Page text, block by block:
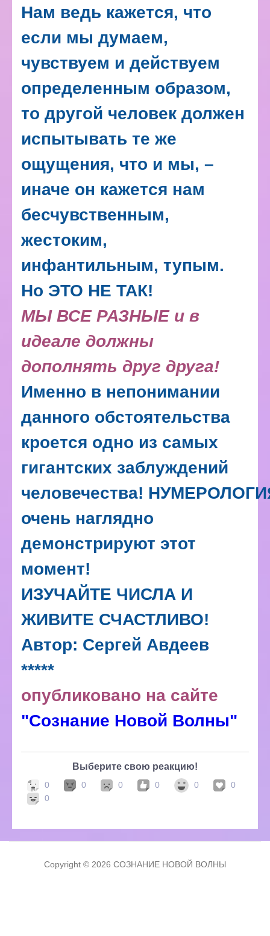
Нам ведь кажется, что
если мы думаем,
чувствуем и действуем
определенным образом,
то другой человек должен
испытывать те же
ощущения, что и мы, –
иначе он кажется нам
бесчувственным,
жестоким,
инфантильным, тупым.
Но ЭТО НЕ ТАК!
МЫ ВСЕ РАЗНЫЕ и в
идеале должны
дополнять друг друга!
Именно в непонимании
данного обстоятельства
кроется одно из самых
гигантских заблуждений
человечества!
очень наглядно
демонстрируют этот
момент!
ИЗУЧАЙТЕ ЧИСЛА И
ЖИВИТЕ СЧАСТЛИВО!
Автор: Сергей Авдеев
*****
опубликовано на сайте
"Сознание Новой Волны"
Выберите свою реакцию!
0 0 0 0 0
0
0
Copyright © 2026 СОЗНАНИЕ НОВОЙ ВОЛНЫ